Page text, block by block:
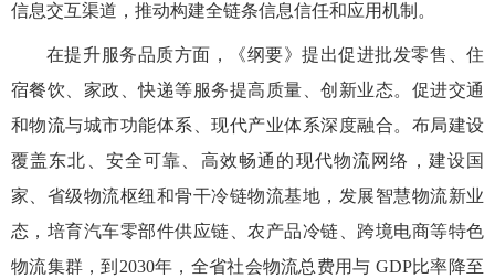
信息交互渠道，推动构建全链条信息信任和应用机制。
在提升服务品质方面，《纲要》提出促进批发零售、住
宿餐饮、家政、快递等服务提高质量、创新业态。促进交通
和物流与城市功能体系、现代产业体系深度融合。布局建设
覆盖东北、安全可靠、高效畅通的现代物流网络，建设国
家、省级物流枢纽和骨干冷链物流基地，发展智慧物流新业
态，培育汽车零部件供应链、农产品冷链、跨境电商等特色
物流集群，到2030年，全省社会物流总费用与 GDP比率降至